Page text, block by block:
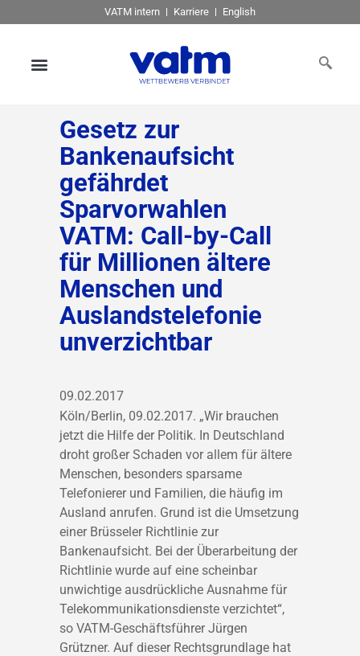
VATM intern Karriere English
Gesetz zur
Bankenaufsicht
gefährdet
Sparvorwahlen
VATM: Call-by-Call
für Millionen ältere
Menschen und
Auslandstelefonie
unverzichtbar
09.02.2017
Köln/Berlin, 09.02.2017. „Wir brauchen
jetzt die Hilfe der Politik. In Deutschland
droht großer Schaden vor allem für ältere
Menschen, besonders sparsame
Telefonierer und Familien, die häufig im
Ausland anrufen. Grund ist die Umsetzung
einer Brüsseler Richtlinie zur
Bankenaufsicht. Bei der Überarbeitung der
Richtlinie wurde auf eine scheinbar
unwichtige ausdrückliche Ausnahme für
Telekommunikationsdienste verzichtet“,
so VATM-Geschäftsführer Jürgen
Grützner. Auf dieser Rechtsgrundlage hat